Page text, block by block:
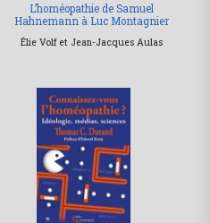
L’homéopathie de Samuel
Hahnemann à Luc Montagnier
Élie Volf et Jean-Jacques Aulas